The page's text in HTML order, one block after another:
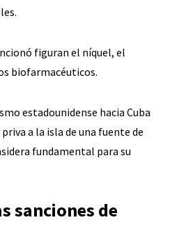
figuran el níquel, el
biofarmacéuticos.
estadounidense hacia Cuba
a la isla de una fuente de
fundamental para su
sanciones de